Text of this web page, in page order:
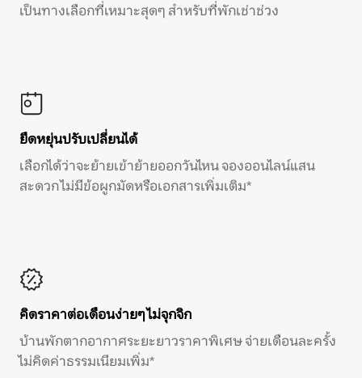
เป็นทางเลือกที่เหมาะสุดๆ สำหรับที่พักเช่าช่วง
ยืดหยุ่นปรับเปลี่ยนได้
เลือกได้ว่าจะย้ายเข้าย้ายออกวันไหน จองออนไลน์แสน
สะดวก ไม่มีข้อผูกมัดหรือเอกสารเพิ่มเติม*
คิดราคาต่อเดือนง่ายๆ ไม่จุกจิก
บ้านพักตากอากาศระยะยาวราคาพิเศษ จ่ายเดือนละครั้ง
ไม่คิดค่าธรรมเนียมเพิ่ม*